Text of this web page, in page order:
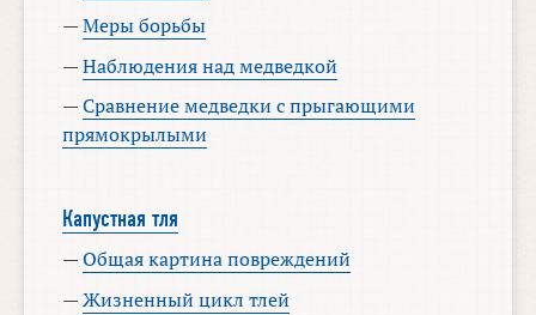
—Меры борьбы
—Наблюдения над медведкой
—Сравнение медведки с прыгающими
прямокрылыми
Капустная тля
—Общая картина повреждений
—Жизненный цикл тлей